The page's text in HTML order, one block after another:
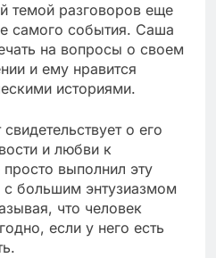
темой разговоров еще
самого события. Саша
на вопросы о своем
и ему нравится
историями.
о его
и любви к
выполнил эту
с большим энтузиазмом
что человек
если у него есть